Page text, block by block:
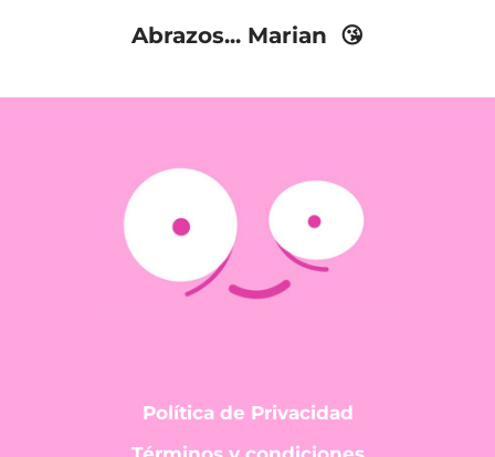
Abrazos... Marian 😘
Política de Privacidad